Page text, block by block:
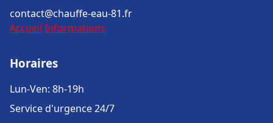
contact@chauffe-eau-81.fr
Accueil Informations
Horaires
Lun-Ven: 8h-19h
Service d'urgence 24/7